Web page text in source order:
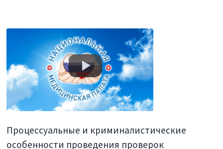
Процессуальные и криминалистические
особенности проведения проверок